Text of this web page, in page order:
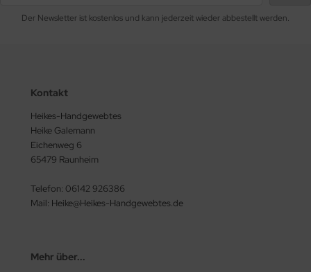
Der Newsletter ist kostenlos und kann jederzeit wieder abbestellt werden.
Kontakt
Heikes-Handgewebtes
Heike Galemann
Eichenweg 6
65479 Raunheim
Telefon: 06142 926386
Mail: Heike@Heikes-Handgewebtes.de
Mehr über...